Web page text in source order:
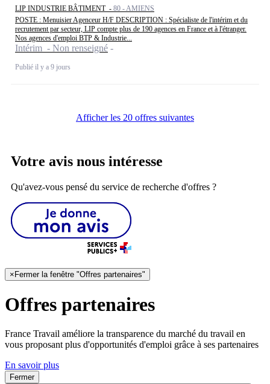
LIP INDUSTRIE BÂTIMENT - 80 - AMIENS
POSTE : Menuisier Agenceur H/F DESCRIPTION : Spécialiste de l'intérim et du
recrutement par secteur, LIP compte plus de 190 agences en France et à l'étranger.
Nos agences d'emploi BTP & Industrie...
Intérim - Non renseigné
Publié il y a 9 jours
Afficher les 20 offres suivantes
Votre avis nous intéresse
Qu'avez-vous pensé du service de recherche d'offres ?
×Fermer la fenêtre "Offres partenaires"
Offres partenaires
France Travail améliore la transparence du marché du travail en
vous proposant plus d'opportunités d'emploi grâce à ses partenaires
En savoir plus
Fermer